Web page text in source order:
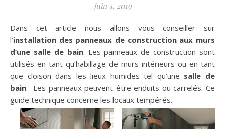
juin 4, 2019
Dans cet article nous allons vous conseiller sur
l’installation des panneaux de construction aux murs
d’une salle de bain. Les panneaux de construction sont
utilisés en tant qu’habillage de murs intérieurs ou en tant
que cloison dans les lieux humides tel qu’une salle de
bain. Les panneaux peuvent être enduits ou carrelés. Ce
guide technique concerne les locaux tempérés.